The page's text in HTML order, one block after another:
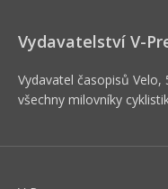
Vydavatelství V-
Vydavatel časopisů
všechny milovníky